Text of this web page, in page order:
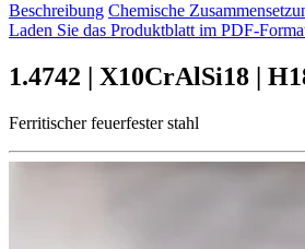
Beschreibung Chemische
Laden Sie das Produktblatt im PDF-
1.4742 | X10CrAlSi18 |
Ferritischer feuerfester stahl